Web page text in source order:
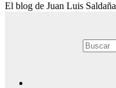
El blog de Juan Luis Saldaña